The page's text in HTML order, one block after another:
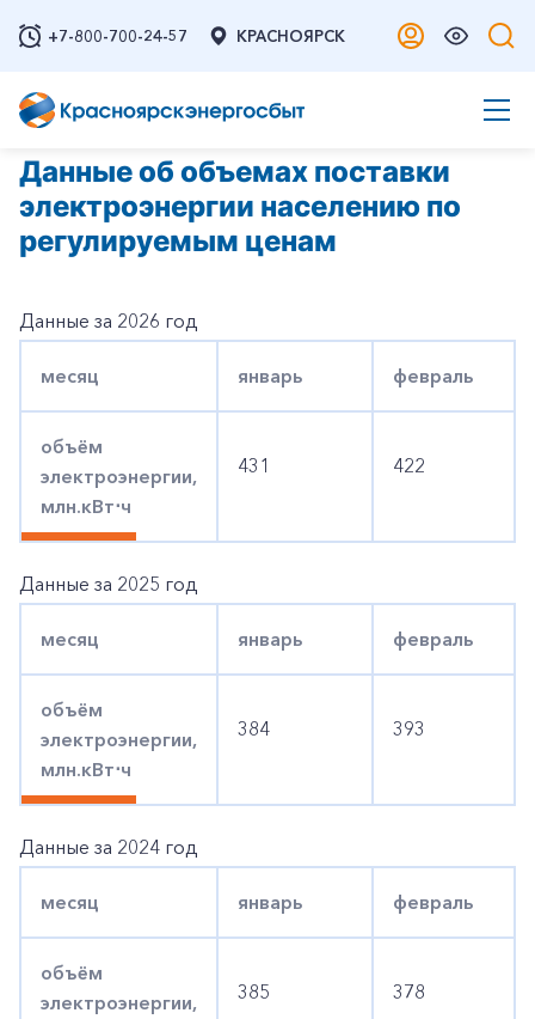
+7-800-700-24-57 КРАСНОЯРСК
Данные об объемах поставки
электроэнергии населению по
регулируемым ценам
Данные за 2026 год
месяц январь февраль
объём
электроэнергии,
млн.кВт⋅ч
431 422
Данные за 2025 год
месяц январь февраль
объём
электроэнергии,
млн.кВт⋅ч
384 393
Данные за 2024 год
месяц январь февраль
объём
электроэнергии,
385 378